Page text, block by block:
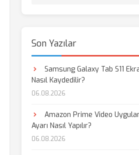
Son Yazılar
Samsung Galaxy Tab S11
Nasıl Kaydedilir?
06.08.2026
Amazon Prime Video
Ayarı Nasıl Yapılır?
06.08.2026